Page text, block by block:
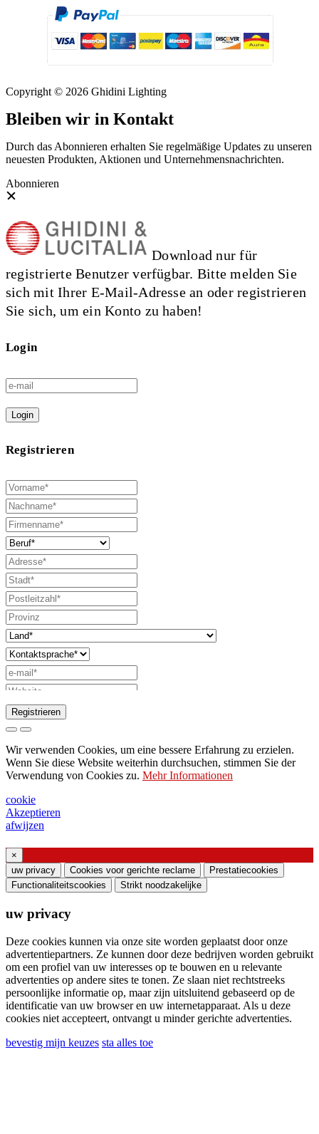
Copyright © 2026 Ghidini Lighting
Bleiben wir in Kontakt
Durch das Abonnieren erhalten Sie regelmäßige Updates zu unseren
neuesten Produkten, Aktionen und Unternehmensnachrichten.
Abonnieren
Download nur für
registrierte Benutzer verfügbar. Bitte melden Sie
sich mit Ihrer E-Mail-Adresse an oder registrieren
Sie sich, um ein Konto zu haben!
Login
Login
Registrieren
Anfrage zum Senden des Katalogs
Bitte wenden Sie sich an Ihren
Vertriebsmitarbeiter
Bitte um Unterstützung oder Lichtdesign
Anfrage für Webinar oder Schulung zu
Einverständniserklärung (Artikel 7 der EU-
Verordnung Nr. 2016/679)
Ich erkläre, dass ich die Informationen zur
Verarbeitung personenbezogener Daten gelesen
habe und der Verarbeitung meiner
personenbezogenen Daten zustimme.
Ich stimme der Verarbeitung meiner
persönlichen Daten zu, um kommerzielle oder
Marketingmitteilungen von Ghidini Lighting Srl zu
erhalten
Registrieren
Wir verwenden Cookies, um eine bessere Erfahrung zu erzielen.
Wenn Sie diese Website weiterhin durchsuchen, stimmen Sie der
Verwendung von Cookies zu. Mehr Informationen
cookie
Akzeptieren
afwijzen
×
uw privacy
Cookies voor gerichte reclame
Prestatiecookies
Functionaliteitscookies
Strikt noodzakelijke
uw privacy
Deze cookies kunnen via onze site worden geplaatst door onze
advertentiepartners. Ze kunnen door deze bedrijven worden gebruikt
om een ​​profiel van uw interesses op te bouwen en u relevante
advertenties op andere sites te tonen. Ze slaan niet rechtstreeks
persoonlijke informatie op, maar zijn uitsluitend gebaseerd op de
identificatie van uw browser en uw internetapparaat. Als u deze
cookies niet accepteert, ontvangt u minder gerichte advertenties.
bevestig mijn keuzes sta alles toe